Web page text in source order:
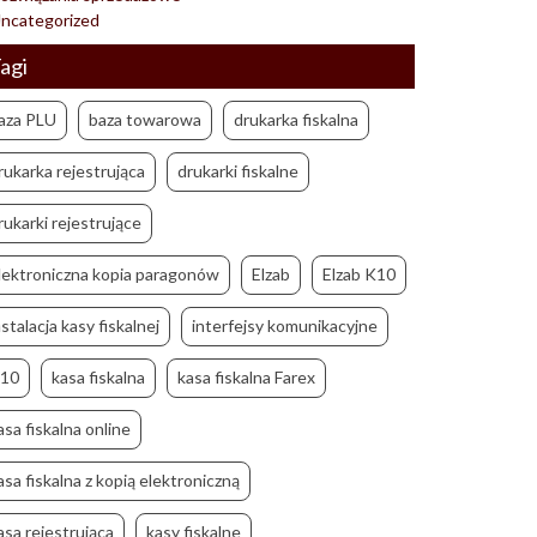
PLU baza towarowa drukarka fiskalna
rejestrująca drukarki fiskalne
rejestrujące
kopia paragonów Elzab Elzab K10
kasy fiskalnej interfejsy komunikacyjne
kasa fiskalna kasa fiskalna Farex
fiskalna online
fiskalna z kopią elektroniczną
rejestrująca kasy fiskalne